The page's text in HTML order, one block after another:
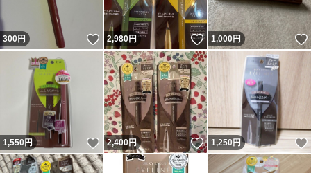
300円 いいね！
2,980円 いいね！
1,000円
1,550円 いいね！
2,400円 いいね！
1,250円